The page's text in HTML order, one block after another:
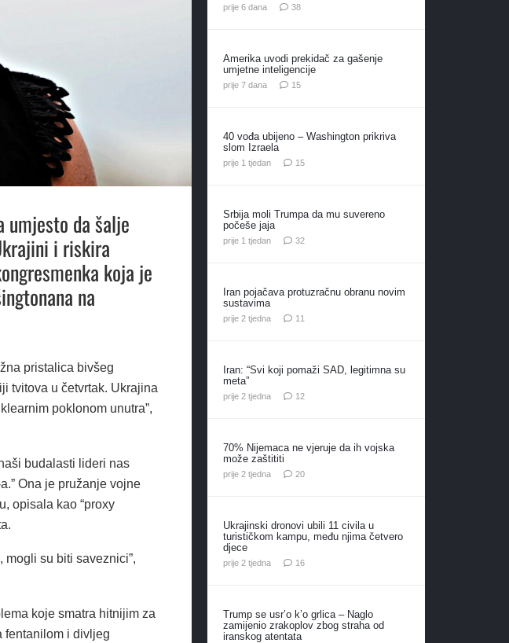
umjesto da šalje
i riskira
koja je
na na
pristalica bivšeg
tvitova u četvrtak. Ukrajina
poklonom unutra”,
budalasti lideri nas
Ona je pružanje vojne
opisala kao “proxy
mogli su biti saveznici”,
koje smatra hitnijim za
fentanilom i divljeg
prije 6 dana 38komentara
Amerika uvodi prekidač za gašenje
umjetne inteligencije
prije 7 dana 15komentara
40 vođa ubijeno – Washington prikriva
slom Izraela
prije 1 tjedan 15komentara
Srbija moli Trumpa da mu suvereno
počeše jaja
prije 1 tjedan 32komentara
Iran pojačava protuzračnu obranu novim
sustavima
prije 2 tjedna 11
Iran: “Svi koji pomaži SAD, legitimna su
meta”
prije 2 tjedna 12komentara
70% Nijemaca ne vjeruje da ih vojska
može zaštititi
prije 2 tjedna 20komentara
Ukrajinski dronovi ubili 11 civila u
turističkom kampu, među njima četvero
djece
prije 2 tjedna 16komentara
Trump se usr’o k’o grlica – Naglo
zamijenio zrakoplov zbog straha od
iranskog atentata